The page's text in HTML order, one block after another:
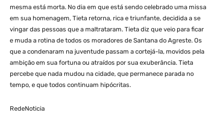
mesma está morta. No dia em que está sendo celebrado uma missa
em sua homenagem, Tieta retorna, rica e triunfante, decidida a se
vingar das pessoas que a maltrataram. Tieta diz que veio para ficar
e muda a rotina de todos os moradores de Santana do Agreste. Os
que a condenaram na juventude passam a cortejá-la, movidos pela
ambição em sua fortuna ou atraídos por sua exuberância. Tieta
percebe que nada mudou na cidade, que permanece parada no
tempo, e que todos continuam hipócritas.
RedeNoticia